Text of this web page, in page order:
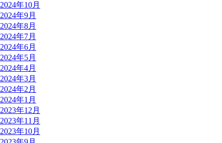
2024年10月
2024年9月
2024年8月
2024年7月
2024年6月
2024年5月
2024年4月
2024年3月
2024年2月
2024年1月
2023年12月
2023年11月
2023年10月